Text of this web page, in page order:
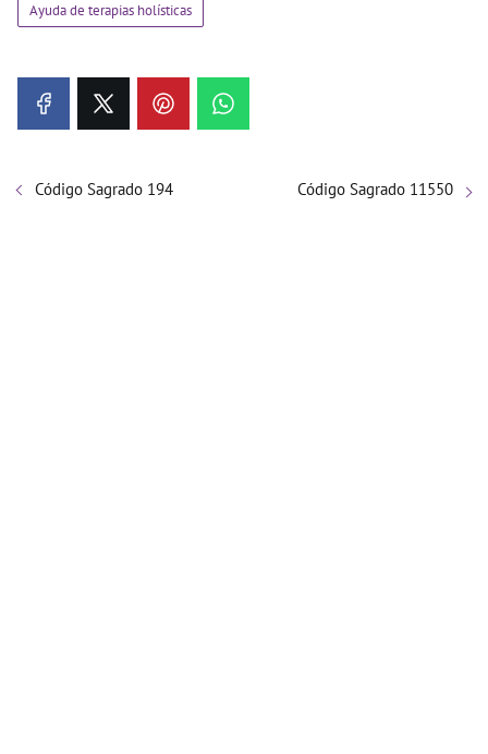
Ayuda de terapias holísticas
Código Sagrado 194 Código Sagrado 11550